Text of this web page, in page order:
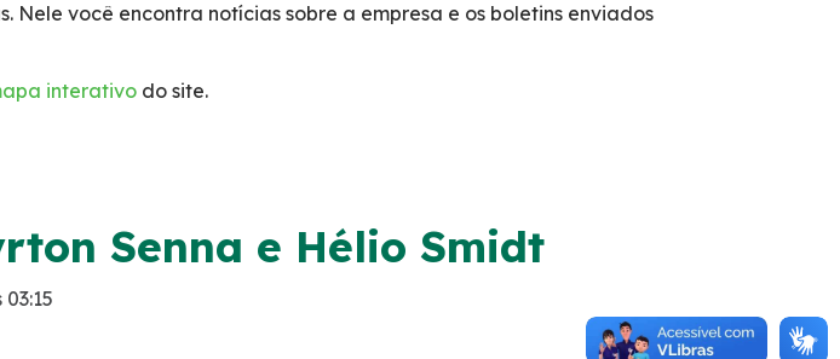
você encontra notícias sobre a empresa e os boletins enviados
interativo do site.
Senna e Hélio Smidt